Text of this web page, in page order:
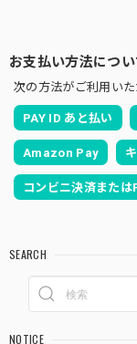
お支払い方法につい
次の方法がご利用いた
PAY ID あと払い
Amazon Pay
コンビニ決済また
SEARCH
NOTICE